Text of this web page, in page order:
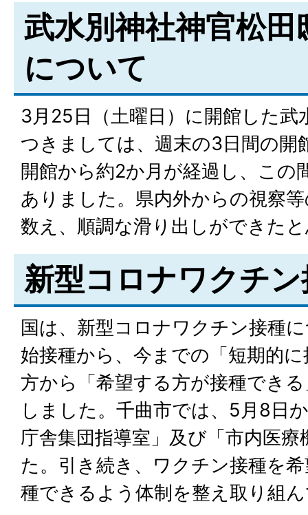
武水別神社神官松田
について
3月25日（土曜日）に開館した武
つきましては、週末の3日間の開
開館から約2か月が経過し、この
ありました。県内外からの視察
数え、順調な滑り出しができた
新型コロナワクチ
国は、新型コロナワクチン接種
始接種から、今までの「短期的
方から「希望する方が接種でき
しました。千曲市では、5月8日
庁舎集団指導室」及び「市内医
た。引き続き、ワクチン接種を
種できるよう体制を整え取り組